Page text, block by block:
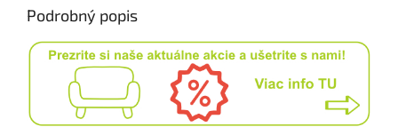
Podrobný popis